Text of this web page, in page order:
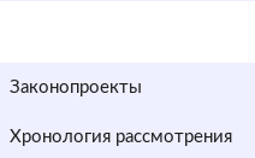
Законопроекты
Хронология рассмотрения